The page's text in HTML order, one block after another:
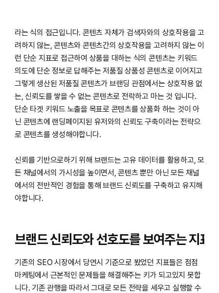
라는 식의 접근입니다. 콘텐츠 자체가 검색자와의 상호작용을 고
려하지 않는, 콘텐츠와 콘텐츠간의 상호작용을 고려하지 않는 이
런 단순 지표로 접근하여 상품을 대하는 식의 콘텐츠는 키워드
의도에 단순 정보로 답해주는 저품질 상품성 콘텐츠로 이어지고
그렇게 생산된 저품질 콘텐츠가 브랜딩 관점에서는 상호작용 없
는, 신뢰도를 쌓을 수 없는 콘텐츠로 전락하고 마는 것 입니다.
단순 타겟 키워드 노출을 목표로 콘텐츠를 상품화 하는 것이 아
닌 콘텐츠에 랜딩페이지된 유저와의 신뢰도 구축이라는 전략으
로 콘텐츠를 생성해야합니다.
신뢰를 기반으로하기 위해 브랜드는 고유 데이터를 활용하고, 모
든 채널에서의 가시성을 높이면서, 콘텐츠 뿐만 아닌 모든 채널
에서의 전반적인 경험을 통해 브랜드 신뢰도를 구축하고 유지해
야합니다.
브랜드 신뢰도와 선호도를 보여주는 지표
기존의 SEO 시장에서 당연시 기준으로 봤었던 지표들은 점점
마케팅에서 근본적인 문제들을 해결해주는 키가 되고있지 못합
니다. 기존 관행을 따라서 그대로 모든 전략을 세우고 실행할 수